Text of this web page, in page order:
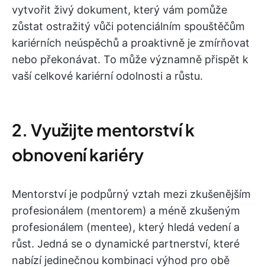
vytvořit živý dokument, který vám pomůže
zůstat ostražitý vůči potenciálním spouštěčům
kariérních neúspěchů a proaktivně je zmírňovat
nebo překonávat. To může významně přispět k
vaší celkové kariérní odolnosti a růstu.
2. Využijte mentorství k
obnovení kariéry
Mentorství je podpůrný vztah mezi zkušenějším
profesionálem (mentorem) a méně zkušeným
profesionálem (mentee), který hledá vedení a
růst. Jedná se o dynamické partnerství, které
nabízí jedinečnou kombinaci výhod pro obě